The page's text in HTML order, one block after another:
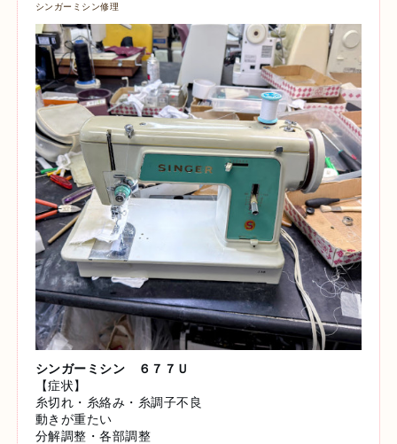
シンガーミシン修理
シンガーミシン ６７７Ｕ
【症状】
糸切れ・糸絡み・糸調子不良
動きが重たい
分解調整・各部調整